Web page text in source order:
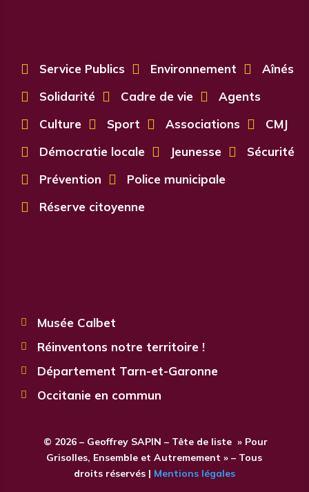
 Service Publics  Environnement  Aînés
 Solidarité  Cadre de vie  Agents
 Culture  Sport  Associations  CMJ
 Démocratie locale  Jeunesse  Sécurité
 Prévention  Police municipale
 Réserve citoyenne
 Musée Calbet
 Réinventons notre territoire !
 Département Tarn-et-Garonne
 Occitanie en commun
© 2026 – Geoffrey SAPIN – Tête de liste » Pour
Grisolles, Ensemble et Autremement » – Tous
droits réservés | Mentions légales